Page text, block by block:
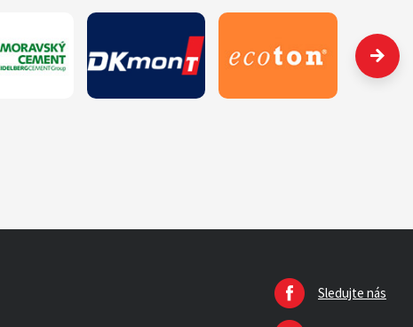
Sledujte nás